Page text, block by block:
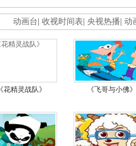
动画台 收视时间表 央视热播 动
《花精灵战队》 《飞哥与小佛》